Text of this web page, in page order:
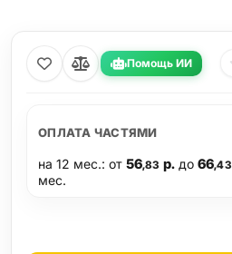
Помощь ИИ
ОПЛАТА ЧАСТЯМИ
на 12 мес.: от 56,83 р. до66,43
мес.